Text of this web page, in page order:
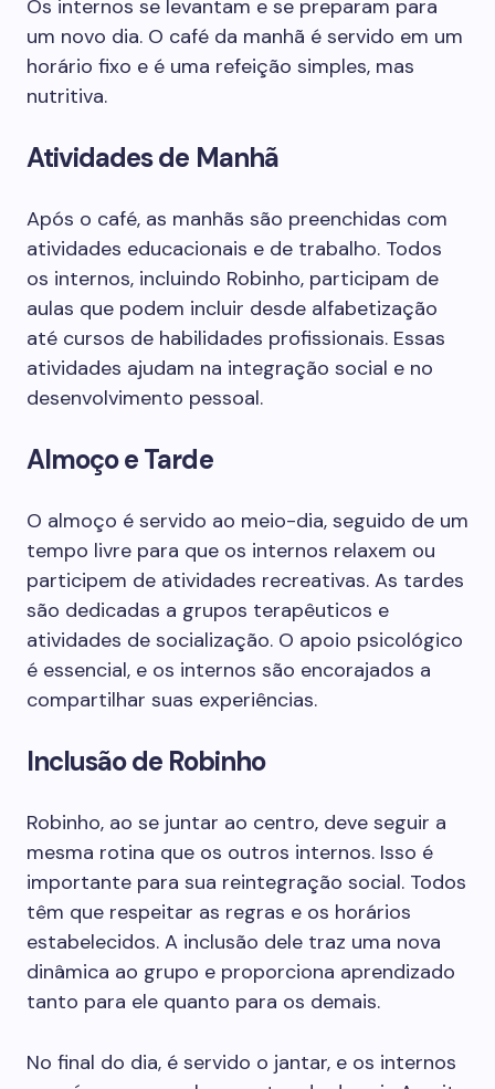
Os internos se levantam e se preparam para
um novo dia. O café da manhã é servido em um
horário fixo e é uma refeição simples, mas
nutritiva.
Atividades de Manhã
Após o café, as manhãs são preenchidas com
atividades educacionais e de trabalho. Todos
os internos, incluindo Robinho, participam de
aulas que podem incluir desde alfabetização
até cursos de habilidades profissionais. Essas
atividades ajudam na integração social e no
desenvolvimento pessoal.
Almoço e Tarde
O almoço é servido ao meio-dia, seguido de um
tempo livre para que os internos relaxem ou
participem de atividades recreativas. As tardes
são dedicadas a grupos terapêuticos e
atividades de socialização. O apoio psicológico
é essencial, e os internos são encorajados a
compartilhar suas experiências.
Inclusão de Robinho
Robinho, ao se juntar ao centro, deve seguir a
mesma rotina que os outros internos. Isso é
importante para sua reintegração social. Todos
têm que respeitar as regras e os horários
estabelecidos. A inclusão dele traz uma nova
dinâmica ao grupo e proporciona aprendizado
tanto para ele quanto para os demais.
No final do dia, é servido o jantar, e os internos